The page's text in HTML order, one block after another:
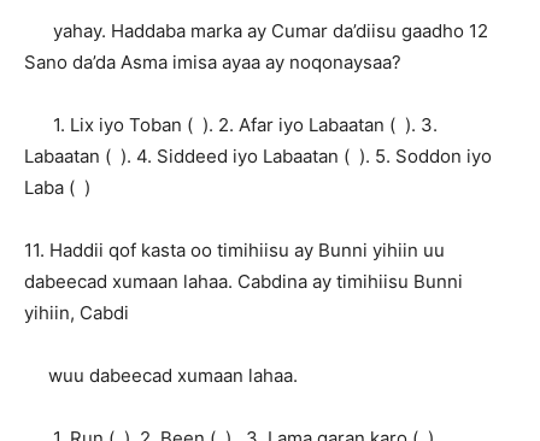
yahay. Haddaba marka ay Cumar da’diisu gaadho 12
Sano da’da Asma imisa ayaa ay noqonaysaa?
1. Lix iyo Toban ( ). 2. Afar iyo Labaatan ( ). 3.
Labaatan ( ). 4. Siddeed iyo Labaatan ( ). 5. Soddon iyo
Laba ( )
11. Haddii qof kasta oo timihiisu ay Bunni yihiin uu
dabeecad xumaan lahaa. Cabdina ay timihiisu Bunni
yihiin, Cabdi
wuu dabeecad xumaan lahaa.